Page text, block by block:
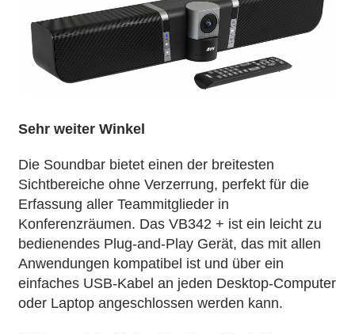
Sehr weiter Winkel
Die Soundbar bietet einen der breitesten
Sichtbereiche ohne Verzerrung, perfekt für die
Erfassung aller Teammitglieder in
Konferenzräumen. Das VB342 + ist ein leicht zu
bedienendes Plug-and-Play Gerät, das mit allen
Anwendungen kompatibel ist und über ein
einfaches USB-Kabel an jeden Desktop-Computer
oder Laptop angeschlossen werden kann.